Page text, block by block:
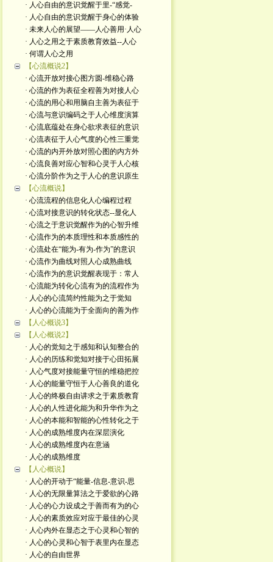
· 人心自由的意识觉醒于里-“感觉-
· 人心自由的意识觉醒于身心的体验
· 未来人心的展望——人心善用·人心
· 人心之用之于素质教育效益--人心
· 何谓人心之用
【心流概说2】
· 心流开放对接心图方圆-维稳心路
· 心流的作为表征全程善为对接人心
· 心流的用心和用脑自主善为表征于
· 心流与意识编码之于人心维度演算
· 心流底蕴处在身心欲求表征的意识
· 心流表征于人心气度的心性三重觉
· 心流的内开外放对照心图的内方外
· 心流良善对应心智和心灵于人心核
· 心流分阶作为之于人心的意识原生
【心流概说】
· 心流流程的信息化人心编程过程
· 心流对接意识的转化状态--显化人
· 心流之于意识觉醒作为的心智升维
· 心流作为的本质理性和本质感性的
· 心流处在“能为-有为-作为”的意识
· 心流作为曲线对照人心成熟曲线
· 心流作为的意识觉醒表现于：常人
· 心流能为转化心流有为的流程作为
· 人心的心流简约性能为之于觉知
· 人心的心流能为于全面向的善为作
【人心概说3】
【人心概说2】
· 人心的觉知之于感知和认知整合的
· 人心的历练和觉知对接于心田拓展
· 人心气度对接能量守恒的维稳把控
· 人心的能量守恒于人心善良的道化
· 人心的终极自由讲求之于素质教育
· 人心的人性进化能为和升华作为之
· 人心的本能和智能的心性转化之于
· 人心的成熟维度内在深层演化
· 人心的成熟维度内在意涵
· 人心的成熟维度
【人心概说】
· 人心的开动于“能量-信息-意识-思
· 人心的无限量算法之于爱欲的心路
· 人心的心力设成之于善而有为的心
· 人心的素质效应对应于最佳的心灵
· 人心内外在显态之于心灵和心智的
· 人心的心灵和心智于表里内在显态
· 人心的自由世界